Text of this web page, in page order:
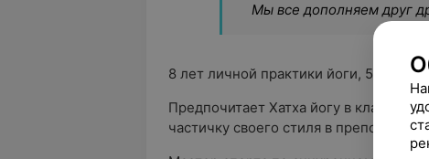
Мы все дополняем друг
8 лет личной практики йоги, 5 лет
Предпочитает Хатха йогу в
частичку своего стиля в